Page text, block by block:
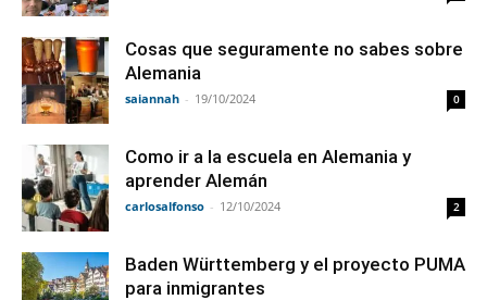
Cosas que seguramente no sabes sobre
Alemania
saiannah - 19/10/2024 0
Como ir a la escuela en Alemania y
aprender Alemán
carlosalfonso - 12/10/2024 2
Baden Württemberg y el proyecto PUMA
para inmigrantes